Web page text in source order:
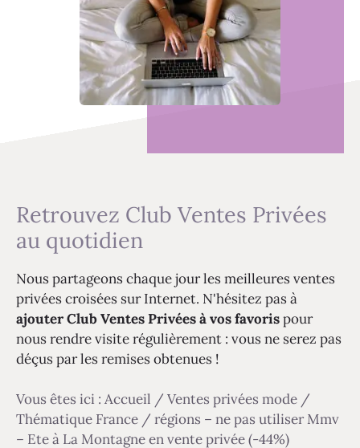
Retrouvez Club Ventes Privées
au quotidien
Nous partageons chaque jour les meilleures ventes
privées croisées sur Internet. N'hésitez pas à
ajouter Club Ventes Privées à vos favorispour
nous rendre visite régulièrement : vous ne serez pas
déçus par les remises obtenues !
Vous êtes ici : Accueil / Ventes privées mode /
Thématique France / régions – ne pas utiliser Mmv
– Ete à La Montagne en vente privée (-44%)